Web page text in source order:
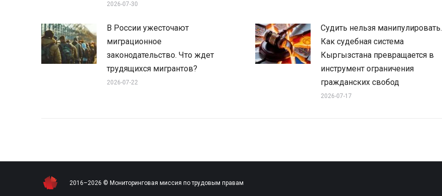
2026-07-30
В России ужесточают
миграционное
законодательство. Что ждет
трудящихся мигрантов?
2026-07-22
Судить нельзя манипулировать.
Как судебная система
Кыргызстана превращается в
инструмент ограничения
гражданских свобод
2026-07-17
2016–2026 © Мониторинговая миссия по трудовым правам